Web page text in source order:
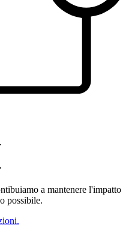
a mantenere l'impatto
possibile.